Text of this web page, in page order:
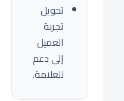
تحويل
تجربة
العميل
إلى دعم
للعلامة.